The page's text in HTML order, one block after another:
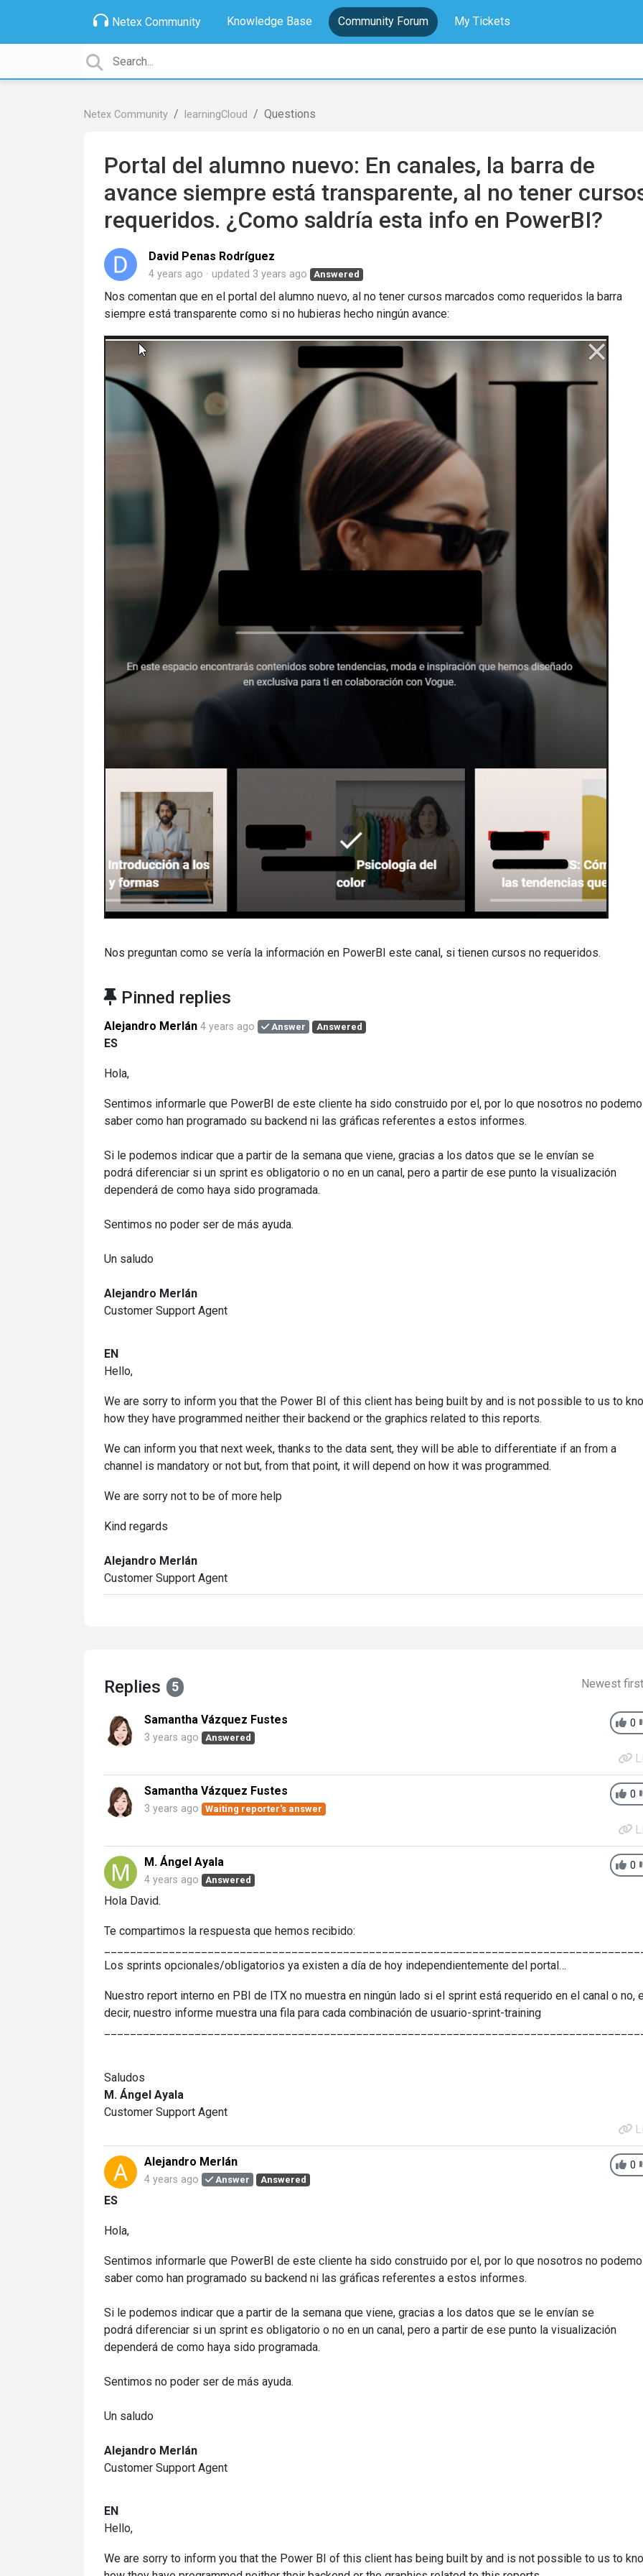
Netex Community Knowledge Base Community Forum My Tickets
Netex Community learningCloud Questions
Portal del alumno nuevo: En canales, la barra de
avance siempre está transparente, al no tener
requeridos. ¿Como saldría esta info en PowerBI?
David Penas Rodríguez
4 years ago updated 3 years ago Answered
Nos comentan que en el portal del alumno nuevo, al no tener cursos marcados como requeridos la barra
siempre está transparente como si no hubieras hecho ningún avance:
Nos preguntan como se vería la información en PowerBI este canal, si tienen cursos no requeridos.
Pinned replies
Alejandro Merlán 4 years ago Answer Answered
ES
Hola,
Sentimos informarle que PowerBI de este cliente ha sido construido por el, por lo que nosotros no
saber como han programado su backend ni las gráficas referentes a estos informes.
Si le podemos indicar que a partir de la semana que viene, gracias a los datos que se le envían se
podrá diferenciar si un sprint es obligatorio o no en un canal, pero a partir de ese punto la visualización
dependerá de como haya sido programada.
Sentimos no poder ser de más ayuda.
Un saludo
Alejandro Merlán
Customer Support Agent
EN
Hello,
We are sorry to inform you that the Power BI of this client has being built by and is not possible to us to
how they have programmed neither their backend or the graphics related to this reports.
We can inform you that next week, thanks to the data sent, they will be able to differentiate if an from a
channel is mandatory or not but, from that point, it will depend on how it was programmed.
We are sorry not to be of more help
Kind regards
Alejandro Merlán
Customer Support Agent
Replies 5 Newest
0
Samantha Vázquez Fustes
3 years ago Answered
0
Samantha Vázquez Fustes
3 years ago Waiting reporter's answer
0
M. Ángel Ayala
4 years ago Answered
Hola David.
Te compartimos la respuesta que hemos recibido:
Los sprints opcionales/obligatorios ya existen a día de hoy independientemente del portal…
Nuestro report interno en PBI de ITX no muestra en ningún lado si el sprint está requerido en el canal o no,
decir, nuestro informe muestra una fila para cada combinación de usuario-sprint-training
Saludos
M. Ángel Ayala
Customer Support Agent
0
Alejandro Merlán
4 years ago Answer Answered
ES
Hola,
Sentimos informarle que PowerBI de este cliente ha sido construido por el, por lo que nosotros no
saber como han programado su backend ni las gráficas referentes a estos informes.
Si le podemos indicar que a partir de la semana que viene, gracias a los datos que se le envían se
podrá diferenciar si un sprint es obligatorio o no en un canal, pero a partir de ese punto la visualización
dependerá de como haya sido programada.
Sentimos no poder ser de más ayuda.
Un saludo
Alejandro Merlán
Customer Support Agent
EN
Hello,
We are sorry to inform you that the Power BI of this client has being built by and is not possible to us to